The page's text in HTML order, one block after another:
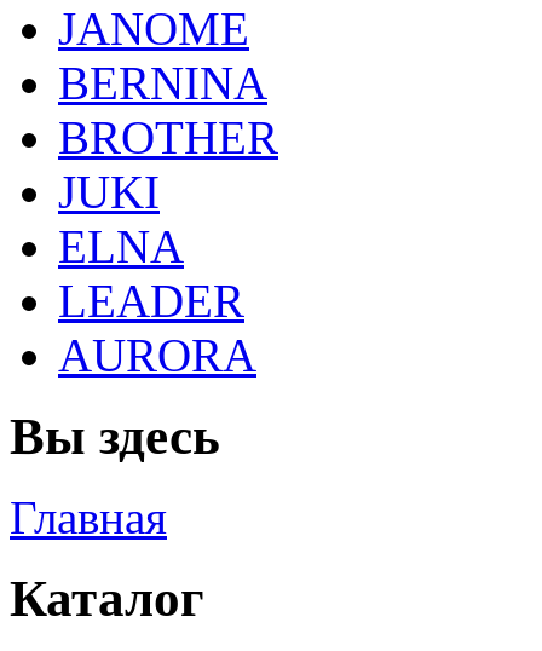
JANOME
BERNINA
BROTHER
JUKI
ELNA
LEADER
AURORA
Вы здесь
Главная
Каталог